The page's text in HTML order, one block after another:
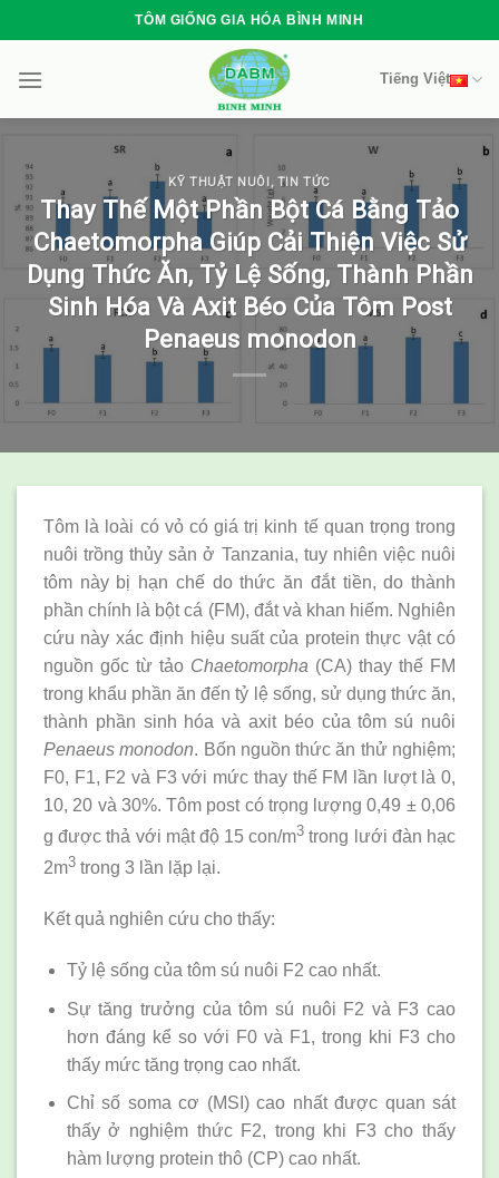
to
content
TÔM GIỐNG GIA HÓA BÌNH MINH
Tiếng Việt
KỸ THUẬT NUÔI , TIN TỨC
Thay Thế Một Phần Bột Cá Bằng Tảo
Chaetomorpha Giúp Cải Thiện Việc Sử
Dụng Thức Ăn, Tỷ Lệ Sống, Thành Phần
Sinh Hóa Và Axit Béo Của Tôm Post
Penaeus monodon
Tôm là loài có vỏ có giá trị kinh tế quan trọng trong
nuôi trồng thủy sản ở Tanzania, tuy nhiên việc nuôi
tôm này bị hạn chế do thức ăn đắt tiền, do thành
phần chính là bột cá (FM), đắt và khan hiếm. Nghiên
cứu này xác định hiệu suất của protein thực vật có
nguồn gốc từ tảo Chaetomorpha (CA) thay thế FM
trong khẩu phần ăn đến tỷ lệ sống, sử dụng thức ăn,
thành phần sinh hóa và axit béo của tôm sú nuôi
Penaeus monodon. Bốn nguồn thức ăn thử nghiệm;
F0, F1, F2 và F3 với mức thay thế FM lần lượt là 0,
10, 20 và 30%. Tôm post có trọng lượng 0,49 ± 0,06
g được thả với mật độ 15 con/m3 trong lưới đàn hạc
2m3 trong 3 lần lặp lại.
Kết quả nghiên cứu cho thấy:
Tỷ lệ sống của tôm sú nuôi F2 cao nhất.
Sự tăng trưởng của tôm sú nuôi F2 và F3 cao
hơn đáng kể so với F0 và F1, trong khi F3 cho
thấy mức tăng trọng cao nhất.
Chỉ số soma cơ (MSI) cao nhất được quan sát
thấy ở nghiệm thức F2, trong khi F3 cho thấy
hàm lượng protein thô (CP) cao nhất.